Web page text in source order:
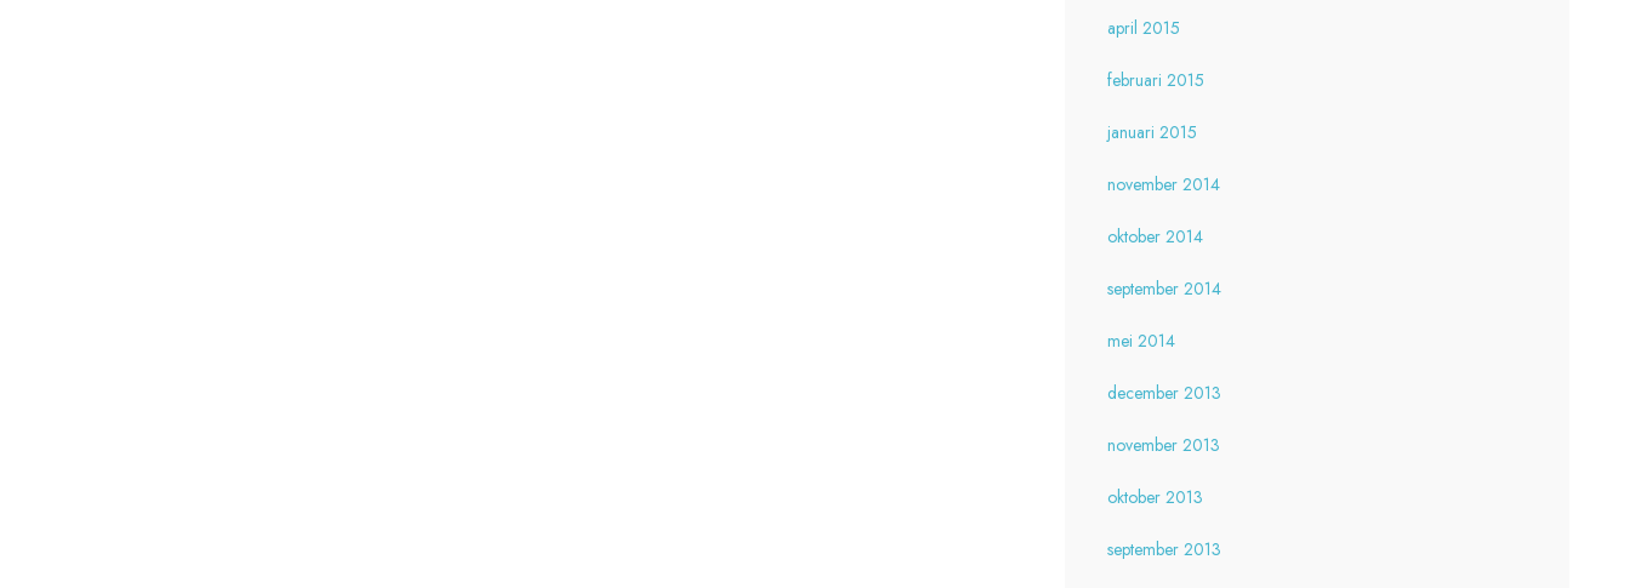
april 2015
februari 2015
januari 2015
november 2014
oktober 2014
september 2014
mei 2014
december 2013
november 2013
oktober 2013
september 2013